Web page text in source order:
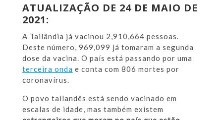
ATUALIZAÇÃO DE 24 DE MAIO DE
2021:
A Tailândia já vacinou 2,910,664 pessoas.
Deste número, 969,099 já tomaram a segunda
dose da vacina. O país está passando por uma
terceira onda e conta com 806 mortes por
coronavírus.
O povo tailandês está sendo vacinado em
escalas de idade, mas também existem